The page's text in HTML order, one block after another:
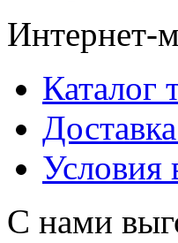
Интернет-
Каталог
Условия
С нами